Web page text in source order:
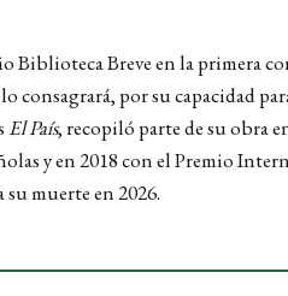
Biblioteca Breve en la primera
consagrará, por su capacidad
El País, recopiló parte de su obra
yen 2018 con el Premio
muerte en 2026.